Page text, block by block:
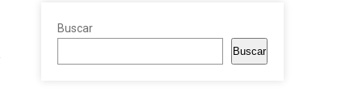
Buscar
Buscar